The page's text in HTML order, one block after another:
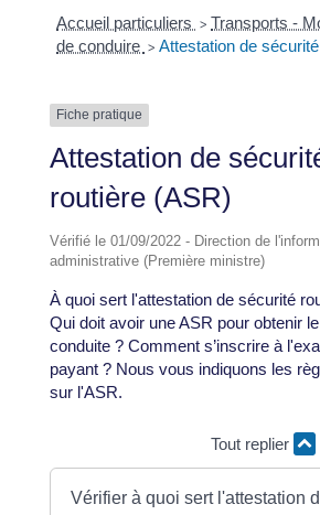
Accueil particuliers > Transports -
de conduire > Attestation de
Fiche pratique
Attestation de
routière (ASR)
Vérifié le 01/09/2022 - Direction de
administrative (Première ministre)
À quoi sert l'attestation de sécurité
Qui doit avoir une ASR pour obtenir
conduite ? Comment s’inscrire à
payant ? Nous vous indiquons les
sur l'ASR.
Tout replier
Vérifier à quoi sert l'attestation